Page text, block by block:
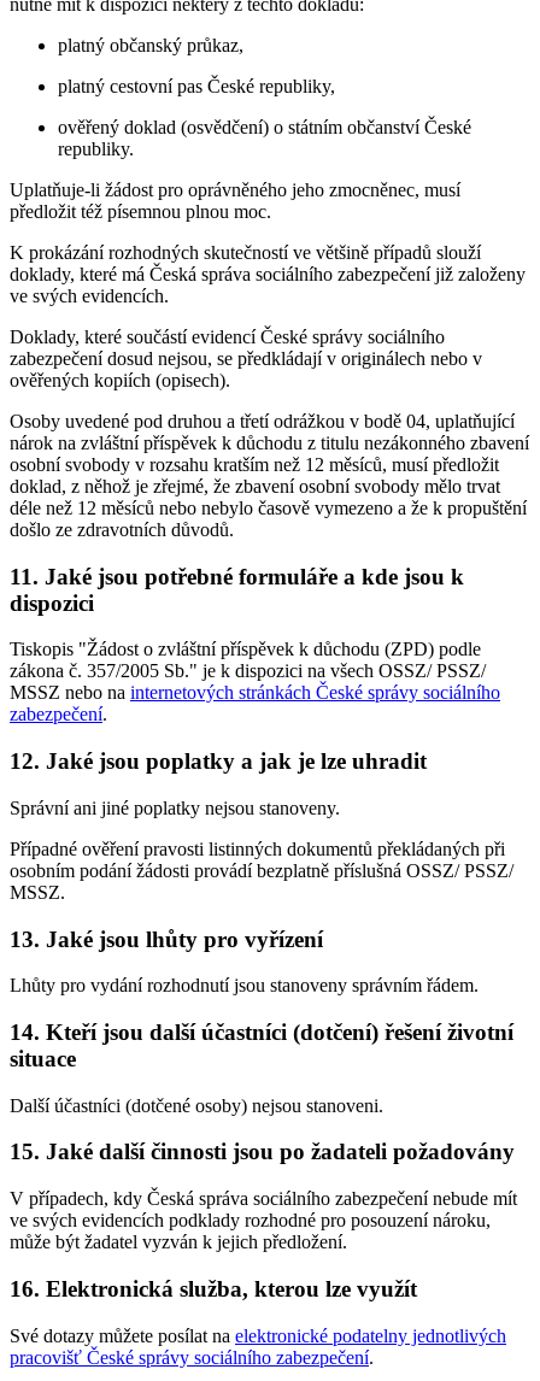
nutné mít k dispozici některý z těchto dokladů:
platný občanský průkaz,
platný cestovní pas České republiky,
ověřený doklad (osvědčení) o státním občanství České
republiky.
Uplatňuje-li žádost pro oprávněného jeho zmocněnec, musí
předložit též písemnou plnou moc.
K prokázání rozhodných skutečností ve většině případů slouží
doklady, které má Česká správa sociálního zabezpečení již založeny
ve svých evidencích.
Doklady, které součástí evidencí České správy sociálního
zabezpečení dosud nejsou, se předkládají v originálech nebo v
ověřených kopiích (opisech).
Osoby uvedené pod druhou a třetí odrážkou v bodě 04, uplatňující
nárok na zvláštní příspěvek k důchodu z titulu nezákonného zbavení
osobní svobody v rozsahu kratším než 12 měsíců, musí předložit
doklad, z něhož je zřejmé, že zbavení osobní svobody mělo trvat
déle než 12 měsíců nebo nebylo časově vymezeno a že k propuštění
došlo ze zdravotních důvodů.
11. Jaké jsou potřebné formuláře a kde jsou k
dispozici
Tiskopis "Žádost o zvláštní příspěvek k důchodu (ZPD) podle
zákona č. 357/2005 Sb." je k dispozici na všech OSSZ/ PSSZ/
MSSZ nebo na internetových stránkách České správy sociálního
zabezpečení.
12. Jaké jsou poplatky a jak je lze uhradit
Správní ani jiné poplatky nejsou stanoveny.
Případné ověření pravosti listinných dokumentů překládaných při
osobním podání žádosti provádí bezplatně příslušná OSSZ/ PSSZ/
MSSZ.
13. Jaké jsou lhůty pro vyřízení
Lhůty pro vydání rozhodnutí jsou stanoveny správním řádem.
14. Kteří jsou další účastníci (dotčení) řešení životní
situace
Další účastníci (dotčené osoby) nejsou stanoveni.
15. Jaké další činnosti jsou po žadateli požadovány
V případech, kdy Česká správa sociálního zabezpečení nebude mít
ve svých evidencích podklady rozhodné pro posouzení nároku,
může být žadatel vyzván k jejich předložení.
16. Elektronická služba, kterou lze využít
Své dotazy můžete posílat na elektronické podatelny jednotlivých
pracovišť České správy sociálního zabezpečení.